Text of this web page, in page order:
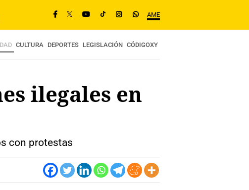
AME
CULTURA DEPORTES LEGISLACIÓN CÓDIGOXY
ilegales en
con protestas